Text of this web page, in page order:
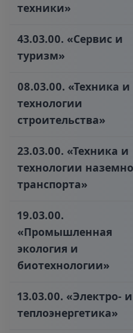
техники»‎
43.03.00. «Сервис и
туризм»‎
08.03.00. «Техника и
технологии
строительства»‎
23.03.00. «Техника и
технологии
транспорта»‎
19.03.00.
«Промышленная
экология и
биотехнологии»‎
13.03.00. «Электро- и
теплоэнергетика»‎